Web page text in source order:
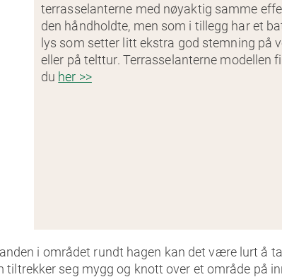
terrasselanterne med nøyaktig samme
den håndholdte, men som i tillegg har et
lys som setter litt ekstra god stemning på
eller på telttur. Terrasselanterne modellen
du her >>
i området rundt hagen kan det være lurt å
seg mygg og knott over et område på